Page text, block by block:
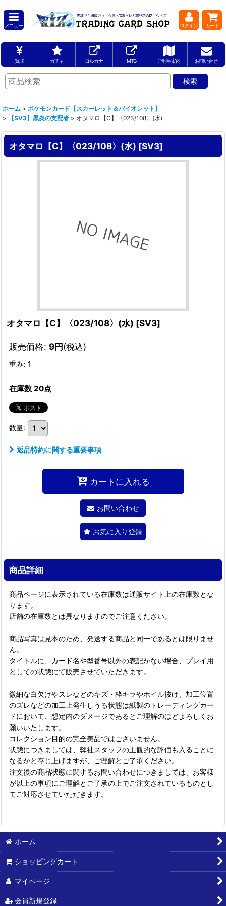
メニュー ログイン カート
買取 ガチャ ロルカナ MTG ご利用案内 お問い合せ
ホーム > ポケモンカード【スカーレット＆バイオレット】
>
【SV3】黒炎の支配者 > オタマロ【C】〈023/108〉(水)
オタマロ【C】〈023/108〉(水) [SV3]
オタマロ【C】〈023/108〉(水) [SV3]
販売価格: 9円(税込)
重み: 1
在庫数 20点
数量:
返品特約に関する重要事項
カートに入れる
お問い合わせ
お気に入り登録
商品詳細
商品ページに表示されている在庫数は通販サイト上の在庫数とな
ります。
店舗の在庫数とは異なりますのでご注意ください。
商品写真は見本のため、発送する商品と同一であるとは限りませ
ん。
タイトルに、カード名や型番号以外の表記がない場合、プレイ用
としての状態にて販売させていただきます。
微細な白欠けやスレなどのキズ・枠キラやホイル抜け、加工位置
のズレなどの加工上発生しうる状態は紙製のトレーディングカー
ドにおいて、想定内のダメージであるとご理解のほどよろしくお
願いいたします。
コレクション目的の完全美品ではございません。
状態につきましては、弊社スタッフの主観的な評価も入ることに
なるかと存じ上げますが、ご理解とご了承ください。
注文後の商品状態に関するお問い合わせにつきましては、お客様
が以上の事項にご理解とご了承の上でご注文されているものとし
てご対応させていただきます。
ホーム
ショッピングカート
マイページ
会員新規登録